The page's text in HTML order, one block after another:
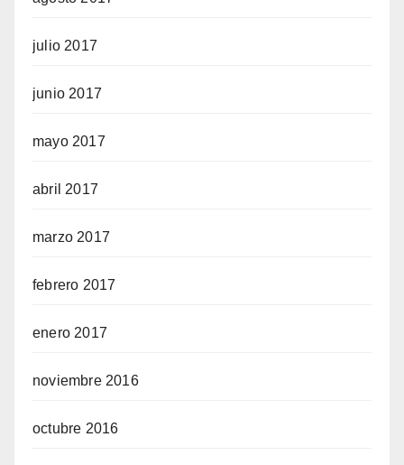
julio 2017
junio 2017
mayo 2017
abril 2017
marzo 2017
febrero 2017
enero 2017
noviembre 2016
octubre 2016